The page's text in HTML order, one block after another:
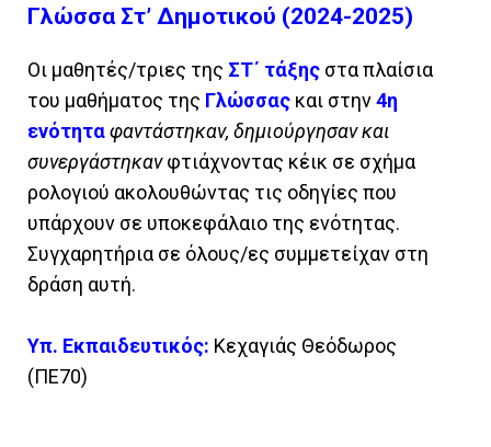
Γλώσσα Στ’ Δημοτικού (2024-2025)
Οι μαθητές/τριες της ΣΤ΄ τάξης στα πλαίσια
του μαθήματος της Γλώσσας και στην4η
ενότηταφαντάστηκαν, δημιούργησαν και
συνεργάστηκανφτιάχνοντας κέικ σε σχήμα
ρολογιού ακολουθώντας τις οδηγίες που
υπάρχουν σε υποκεφάλαιο της ενότητας.
Συγχαρητήρια σε όλους/ες συμμετείχαν στη
δράση αυτή.
Υπ. Εκπαιδευτικός: Κεχαγιάς Θεόδωρος
(ΠΕ70)